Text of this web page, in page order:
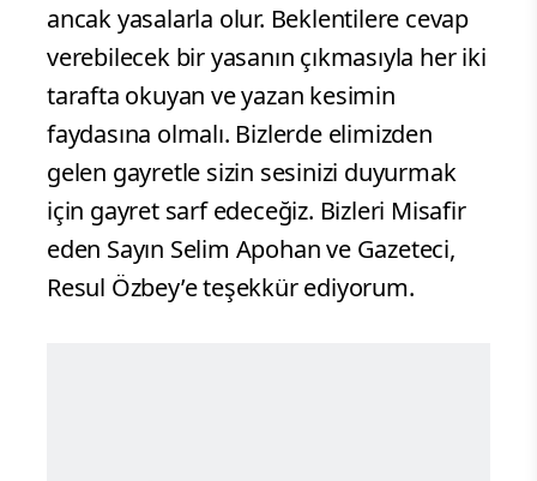
ancak yasalarla olur. Beklentilere cevap
verebilecek bir yasanın çıkmasıyla her iki
tarafta okuyan ve yazan kesimin
faydasına olmalı. Bizlerde elimizden
gelen gayretle sizin sesinizi duyurmak
için gayret sarf edeceğiz. Bizleri Misafir
eden Sayın Selim Apohan ve Gazeteci,
Resul Özbey’e teşekkür ediyorum.